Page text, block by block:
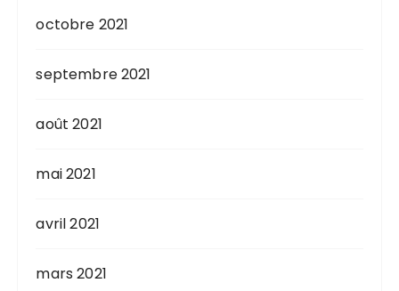
octobre 2021
septembre 2021
août 2021
mai 2021
avril 2021
mars 2021